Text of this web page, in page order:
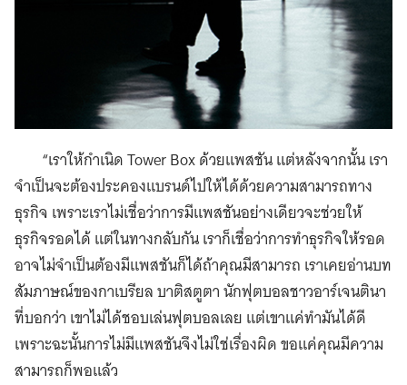
“เราให้กำเนิด Tower Box ด้วยแพสชัน แต่หลังจากนั้น เรา
จำเป็นจะต้องประคองแบรนด์ไปให้ได้ด้วยความสามารถทาง
ธุรกิจ เพราะเราไม่เชื่อว่าการมีแพสชันอย่างเดียวจะช่วยให้
ธุรกิจรอดได้ แต่ในทางกลับกัน เราก็เชื่อว่าการทำธุรกิจให้รอด
อาจไม่จำเป็นต้องมีแพสชันก็ได้ถ้าคุณมีสามารถ เราเคยอ่านบท
สัมภาษณ์ของกาเบรียล บาติสตูตา นักฟุตบอลชาวอาร์เจนตินา
ที่บอกว่า เขาไม่ได้ชอบเล่นฟุตบอลเลย แต่เขาแค่ทำมันได้ดี
เพราะฉะนั้นการไม่มีแพสชันจึงไม่ใช่เรื่องผิด ขอแค่คุณมีความ
สามารถก็พอแล้ว